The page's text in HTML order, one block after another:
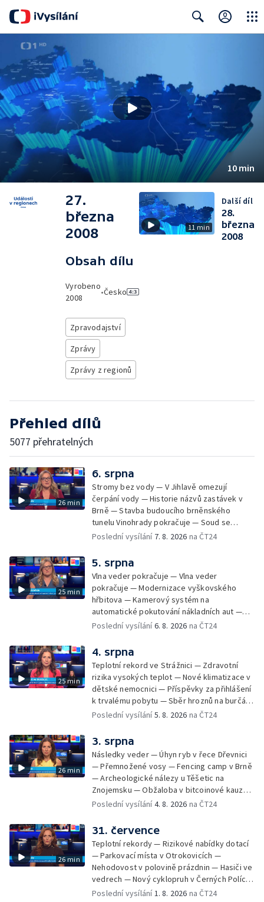
10 min
27.
března
2008
Obsah dílu
Vyrobeno
2008
•Česko
Zpravodajství
Zprávy
Zprávy z regionů
11 min
Další díl
28.
března
2008
Přehled dílů
5077 přehratelných
26 min
6. srpna
Stromy bez vody — V Jihlavě omezují
čerpání vody — Historie názvů zastávek v
Brně — Stavba budoucího brněnského
tunelu Vinohrady pokračuje — Soud se
žhářem zlínského baru — Odložení bourání
Czech Rally Zlín — Začal 7. ročník festivalu
Pop Messe — Přestavba mostu v Hodoníně
— Fenomén památníčků
Poslední vysílání 7. 8. 2026 na ČT24
25 min
5. srpna
Vlna veder pokračuje — Vlna veder
pokračuje — Modernizace vyškovského
hřbitova — Kamerový systém na
automatické pokutování nákladních aut —
Demolice vyhořelé budovy ve Zlíně — Případ
stadionu na Vyškovsku — Výstraha před
bouřkami — Brno hostí Mezinárodní kytarový
festival — Očkování po kousnutí netopýrem
Poslední vysílání6. 8. 2026 na ČT24
25 min
4. srpna
Teplotní rekord ve Strážnici — Zdravotní
rizika vysokých teplot — Nové klimatizace v
dětské nemocnici — Příspěvky za přihlášení
k trvalému pobytu — Sběr hroznů na burčák
— Dokončení oprav vedení — Skončil termín
vody v obcích — Vyschlá koryta potoků —
Sdílení strážníků na Brněnsku
Poslední vysílání5. 8. 2026 na ČT24
26 min
3. srpna
Následky veder — Úhyn ryb v řece Dřevnici
— Přemnožené vosy — Fencing camp v Brně
— Archeologické nálezy u Těšetic na
Znojemsku — Obžaloba v bitcoinové kauze
— Přestavba silnice přes Bzenec na
Zašové — Letní opravy divadel — Český hlas
ve vesmíru
Poslední vysílání4. 8. 2026 na ČT24
26 min
31. července
Teplotní rekordy — Rizikové nabídky dotací
— Parkovací místa v Otrokovicích —
Nehodovost v polovině prázdnin — Hasiči ve
vedrech — Nový cyklopruh v Černých Polích
— Květinová výstava ve Věžkách
Poslední vysílání1. 8. 2026 na ČT24